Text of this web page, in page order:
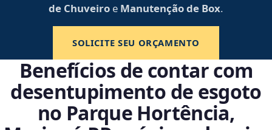
de Chuveiro e Manutenção de Box.
SOLICITE SEU ORÇAMENTO
Benefícios de contar com
desentupimento de esgoto
no Parque Hortência,